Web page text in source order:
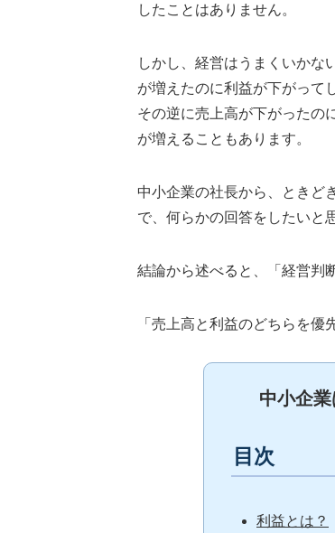
したことはありません。
しかし、経営はうまくいかな
が増えたのに利益が下がって
その逆に売上高が下がったの
が増えることもあります。
中小企業の社長から、ときど
で、何らかの回答をしたいと
結論から述べると、「経営判
「売上高と利益のどちらを
中小企
目次
利益とは？